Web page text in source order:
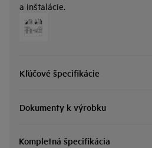
a inštalácie.
Kľúčové špecifikácie
Dokumenty k výrobku
Kompletná špecifikácia